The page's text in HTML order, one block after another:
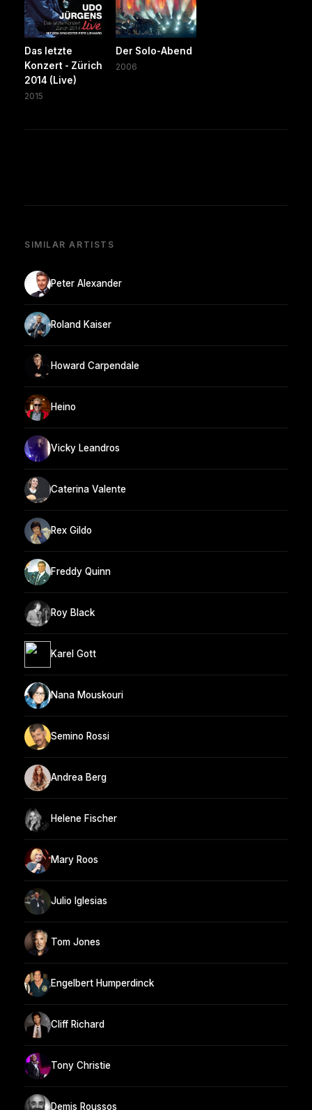
Das letzte
Konzert - Zürich
2014 (Live)
2015
Der Solo-Abend
2006
SIMILAR ARTISTS
Peter Alexander
Roland Kaiser
Howard Carpendale
Heino
Vicky Leandros
Caterina Valente
Rex Gildo
Freddy Quinn
Roy Black
Karel Gott
Nana Mouskouri
Semino Rossi
Andrea Berg
Helene Fischer
Mary Roos
Julio Iglesias
Tom Jones
Engelbert Humperdinck
Cliff Richard
Tony Christie
Demis Roussos